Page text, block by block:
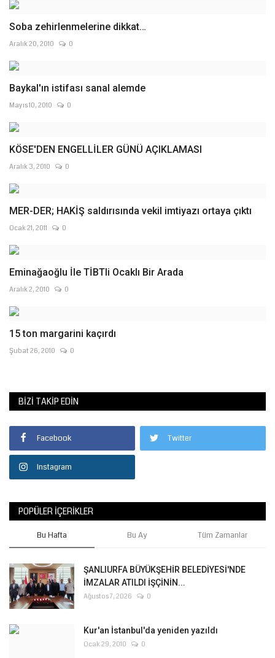
Soba zehirlenmelerine dikkat…
Aralık 20, 2010 0
Baykal'ın istifası sanal alemde
Mayıs 10, 2010 0
KÖSE'DEN ENGELLİLER GÜNÜ AÇIKLAMASI
Aralık 3, 2010 0
MER-DER; HAKİŞ saldırısında vekil imtiyazı ortaya çıktı
Ocak 21, 2011 0
Eminağaoğlu İle TİBTli Ocaklı Bir Arada
Aralık 2, 2010 0
15 ton margarini kaçırdı
Şubat 26, 2010 0
BIZI TAKIP EDIN
Facebook Twitter
Instagram
POPÜLER İÇERIKLER
Bu Hafta Bu Ay Tüm Zamanlar
ŞANLIURFA BÜYÜKŞEHİR BELEDİYESİ'NDE
İMZALAR ATILDI İŞÇİNİN...
Ağustos 7, 2026 0
Kur'an İstanbul'da yeniden yazıldı
Ocak 29, 2010 0